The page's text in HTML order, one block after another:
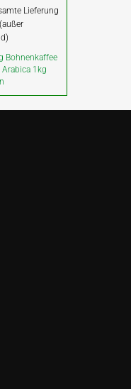
Lieferung
Bohnenkaffee
Arabica 1kg